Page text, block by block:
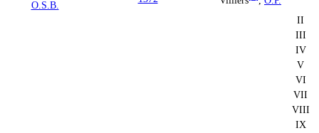
O.S.B.
II
III
IV
V
VI
VII
VIII
IX